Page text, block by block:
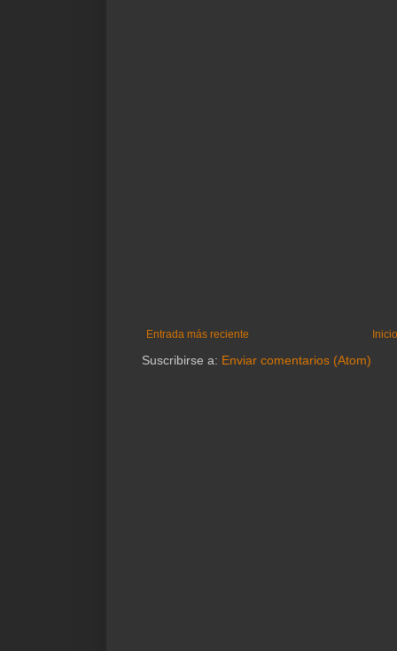
Entrada más reciente Inicio
Suscribirse a: Enviar comentarios (Atom)